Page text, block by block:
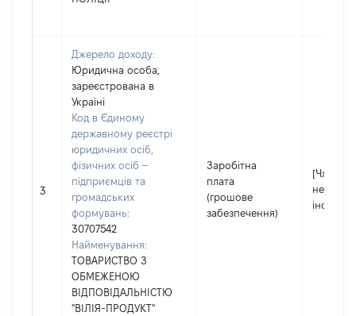
3
Джерело доходу:
Юридична особа,
зареєстрована в
Україні
Код в Єдиному
державному реєстрі
юридичних осіб,
фізичних осіб –
підприємців та
громадських
формувань:
30707542
Найменування:
ТОВАРИСТВО З
ОБМЕЖЕНОЮ
ВІДПОВІДАЛЬНІСТЮ
"ВІЛІЯ-ПРОДУКТ"
Заробітна
плата
(грошове
забезпечення)
[Член
не надав